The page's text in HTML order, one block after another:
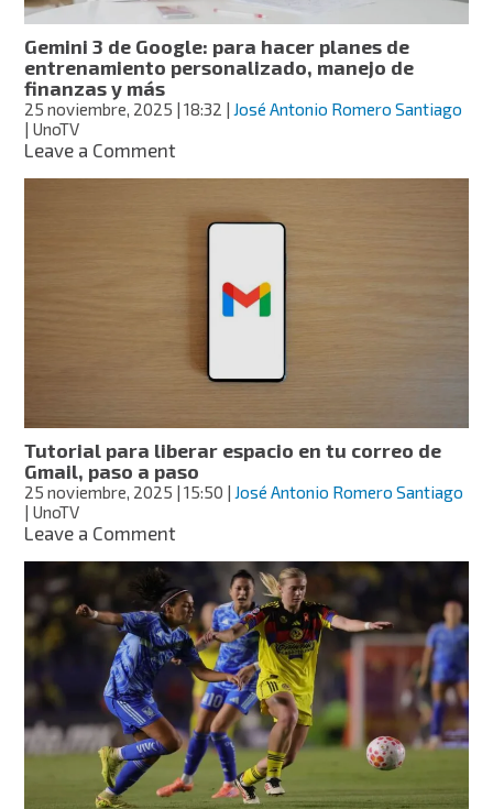
Gemini 3 de Google: para hacer planes de
entrenamiento personalizado, manejo de
finanzas y más
25 noviembre, 2025 | 18:32
José Antonio Romero Santiago
| UnoTV
Leave a Commenton
Google:
hacer
planes
personalizado,
manejo
finanzas
y
más
Tutorial para liberar espacio en tu correo de
Gmail, paso a paso
25 noviembre, 2025 | 15:50 | José Antonio Romero Santiago
| UnoTV
Leave a Commenton
liberar
espacio
en
tu
correo
de
Gmail,
paso
a
paso